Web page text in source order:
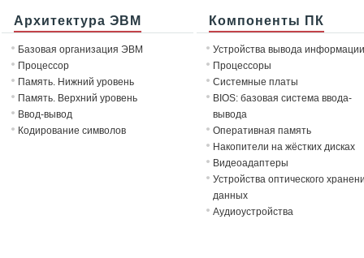
Архитектура ЭВМ
Базовая организация ЭВМ
Процессор
Память. Нижний уровень
Память. Верхний уровень
Ввод-вывод
Кодирование символов
Компоненты ПК
Устройства вывода информации
Процессоры
Системные платы
BIOS: базовая система ввода-
вывода
Оперативная память
Накопители на жёстких дисках
Видеоадаптеры
Устройства оптического
данных
Аудиоустройства